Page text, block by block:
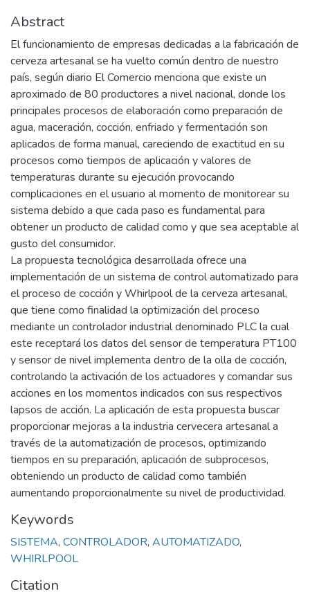
Abstract
El funcionamiento de empresas dedicadas a la fabricación de
cerveza artesanal se ha vuelto común dentro de nuestro
país, según diario El Comercio menciona que existe un
aproximado de 80 productores a nivel nacional, donde los
principales procesos de elaboración como preparación de
agua, maceración, cocción, enfriado y fermentación son
aplicados de forma manual, careciendo de exactitud en su
procesos como tiempos de aplicación y valores de
temperaturas durante su ejecución provocando
complicaciones en el usuario al momento de monitorear su
sistema debido a que cada paso es fundamental para
obtener un producto de calidad como y que sea aceptable al
gusto del consumidor.
La propuesta tecnológica desarrollada ofrece una
implementación de un sistema de control automatizado para
el proceso de cocción y Whirlpool de la cerveza artesanal,
que tiene como finalidad la optimización del proceso
mediante un controlador industrial denominado PLC la cual
este receptará los datos del sensor de temperatura PT100
y sensor de nivel implementa dentro de la olla de cocción,
controlando la activación de los actuadores y comandar sus
acciones en los momentos indicados con sus respectivos
lapsos de acción. La aplicación de esta propuesta buscar
proporcionar mejoras a la industria cervecera artesanal a
través de la automatización de procesos, optimizando
tiempos en su preparación, aplicación de subprocesos,
obteniendo un producto de calidad como también
aumentando proporcionalmente su nivel de productividad.
Keywords
SISTEMA, CONTROLADOR, AUTOMATIZADO,
WHIRLPOOL
Citation